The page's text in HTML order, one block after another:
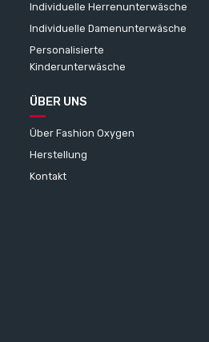
Individuelle Herrenunterwäsche
Individuelle Damenunterwäsche
Personalisierte
Kinderunterwäsche
ÜBER UNS
Über Fashion Oxygen
Herstellung
Kontakt